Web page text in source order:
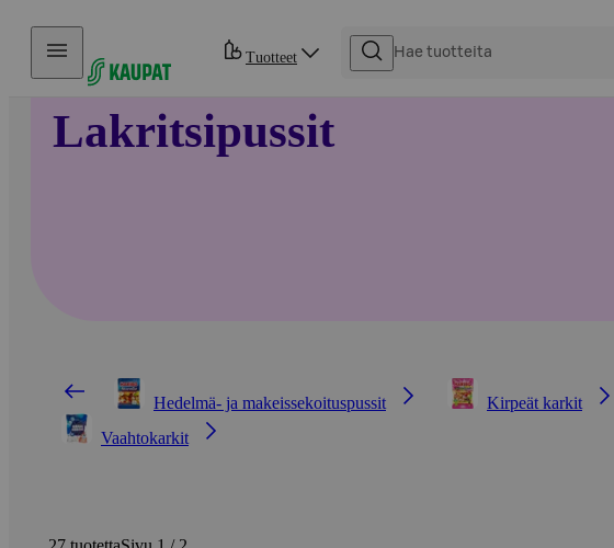
Hyppää sisältöön
Tuotteet
Lakritsipussit
Hedelmä- ja makeissekoituspussit Kirpeät karkit
Vaahtokarkit